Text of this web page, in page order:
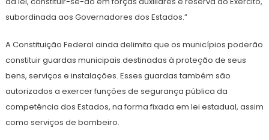
subordinada aos Governadores dos Estados.”
A Constituição Federal ainda delimita que os municípios poderão
constituir guardas municipais destinadas à proteção de seus
bens, serviços e instalações. Esses guardas também são
autorizados a exercer funções de segurança pública da
competência dos Estados, na forma fixada em lei estadual, assim
como serviços de bombeiro.